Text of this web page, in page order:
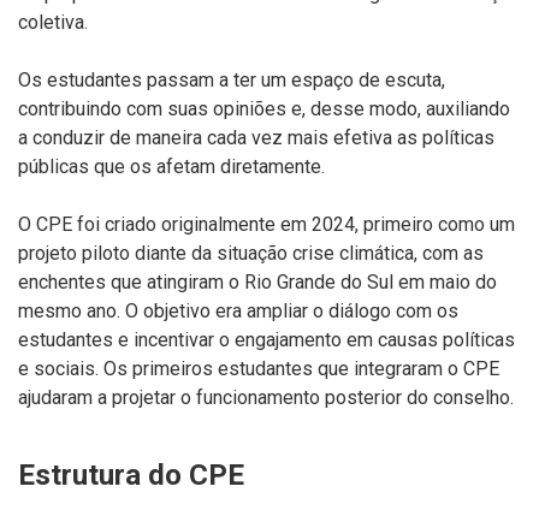
coletiva.
Os estudantes passam a ter um espaço de escuta,
contribuindo com suas opiniões e, desse modo, auxiliando
a conduzir de maneira cada vez mais efetiva as políticas
públicas que os afetam diretamente.
O CPE foi criado originalmente em 2024, primeiro como um
projeto piloto diante da situação crise climática, com as
enchentes que atingiram o Rio Grande do Sul em maio do
mesmo ano. O objetivo era ampliar o diálogo com os
estudantes e incentivar o engajamento em causas políticas
e sociais. Os primeiros estudantes que integraram o CPE
ajudaram a projetar o funcionamento posterior do conselho.
Estrutura do CPE